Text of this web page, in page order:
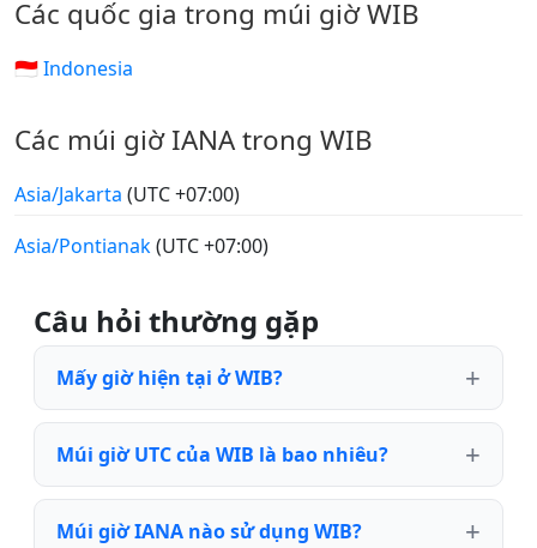
Các quốc gia trong múi giờ WIB
🇮🇩 Indonesia
Các múi giờ IANA trong WIB
Asia/Jakarta (UTC +07:00)
Asia/Pontianak(UTC +07:00)
Câu hỏi thường gặp
Mấy giờ hiện tại ở WIB?
Múi giờ UTC của WIB là bao nhiêu?
Múi giờ IANA nào sử dụng WIB?